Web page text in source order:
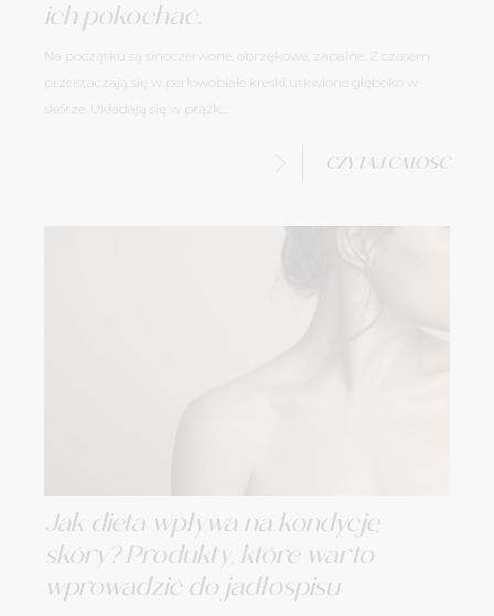
ich pokochać.
Na początku są sinoczerwone, obrzękowe, zapalne. Z czasem
przeistaczają się w perłowobiałe kreski utkwione głęboko w
skórze. Układają się w prążk...
CZYTAJ CAŁOŚĆ
Jak dieta wpływa na kondycję
skóry? Produkty, które warto
wprowadzić do jadłospisu